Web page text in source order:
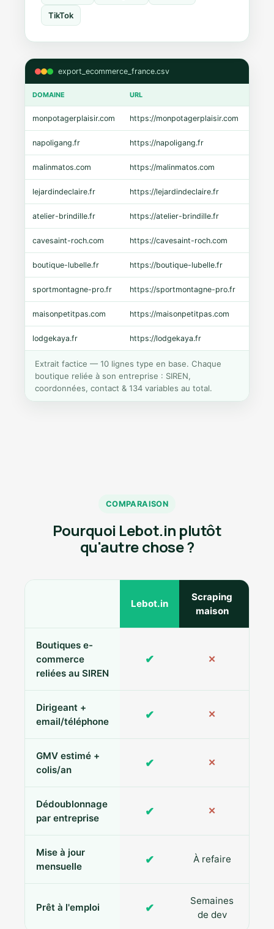
TikTok
export_ecommerce_france.csv
DOMAINE URL
monpotagerplaisir.com https://monpotagerplaisir.com
napoligang.fr https://napoligang.fr
malinmatos.com https://malinmatos.com
lejardindeclaire.fr https://lejardindeclaire.fr
atelier-brindille.fr https://atelier-brindille.fr
cavesaint-roch.com https://cavesaint-roch.com
boutique-lubelle.fr https://boutique-lubelle.fr
sportmontagne-pro.fr https://sportmontagne-pro.fr
maisonpetitpas.com https://maisonpetitpas.com
lodgekaya.fr https://lodgekaya.fr
Extrait factice — 10 lignes type en base. Chaque
boutique reliée à son entreprise : SIREN,
coordonnées, contact & 134 variables au total.
COMPARAISON
Pourquoi Lebot.in plutôt
qu'autre chose ?
Lebot.in
Scraping
maison
Boutiques e-
commerce
reliées au SIREN
✔ ✕
Dirigeant +
email/téléphone
✔ ✕
GMV estimé +
colis/an
✔ ✕
Dédoublonnage
par entreprise
✔ ✕
Mise à jour
mensuelle
✔ À refaire
Prêt à l'emploi ✔
Semaines
de dev